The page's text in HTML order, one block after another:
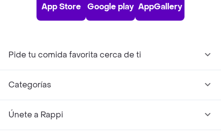
App Store Google play AppGallery
Pide tu comida favorita cerca de ti
Categorías
Únete a Rappi